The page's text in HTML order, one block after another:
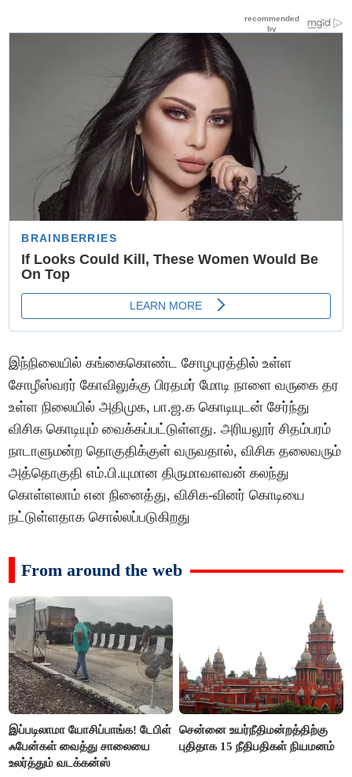
இந்நிலையில் கங்கைகொண்ட சோழபுரத்தில் உள்ள
சோழீஸ்வரர் கோவிலுக்கு பிரதமர் மோடி நாளை வருகை தர
உள்ள நிலையில் அதிமுக, பா.ஜ.க கொடியுடன் சேர்ந்து
விசிக கொடியும் வைக்கப்பட்டுள்ளது. அரியலூர் சிதம்பரம்
நாடாளுமன்ற தொகுதிக்குள் வருவதால், விசிக தலைவரும்
அத்தொகுதி எம்.பி.யுமான திருமாவளவன் கலந்து
கொள்ளலாம் என நினைத்து, விசிக-வினர் கொடியை
நட்டுள்ளதாக சொல்லப்படுகிறது
From around the web
இப்படிலாமா யோசிப்பாங்க! டேபிள்
ஃபேன்கள் வைத்து சாலையை
உலர்த்தும் வடக்கன்ஸ்
சென்னை உயர்நீதிமன்றத்திற்கு
புதிதாக 15 நீதிபதிகள் நியமனம்